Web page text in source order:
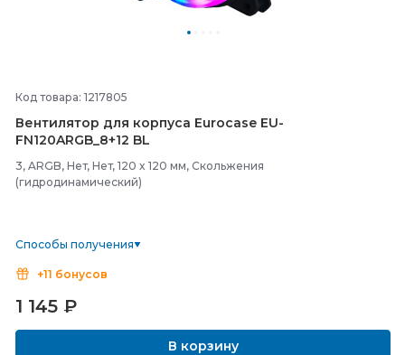
Код товара: 1217805
Вентилятор для корпуса Eurocase EU-
FN120ARGB_8+12 BL
3, ARGB, Нет, Нет, 120 x 120 мм, Скольжения
(гидродинамический)
Способы получения
+11 бонусов
1 145 ₽
В корзину